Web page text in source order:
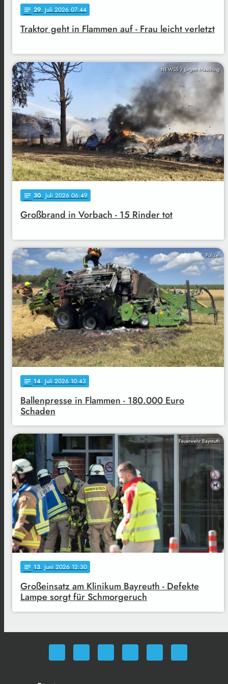
notes 29. Juli 2026 07:44
Traktor geht in Flammen auf - Frau leicht verletzt
NEWS5 / Jürgen Masching
notes 30. Juli 2026 06:49
Großbrand in Vorbach - 15 Rinder tot
Polizei
notes 14. Juli 2026 10:43
Ballenpresse in Flammen - 180.000 Euro
Schaden
Feuerwehr Bayreuth
notes 13. Juni 2026 12:30
Großeinsatz am Klinikum Bayreuth - Defekte
Lampe sorgt für Schmorgeruch